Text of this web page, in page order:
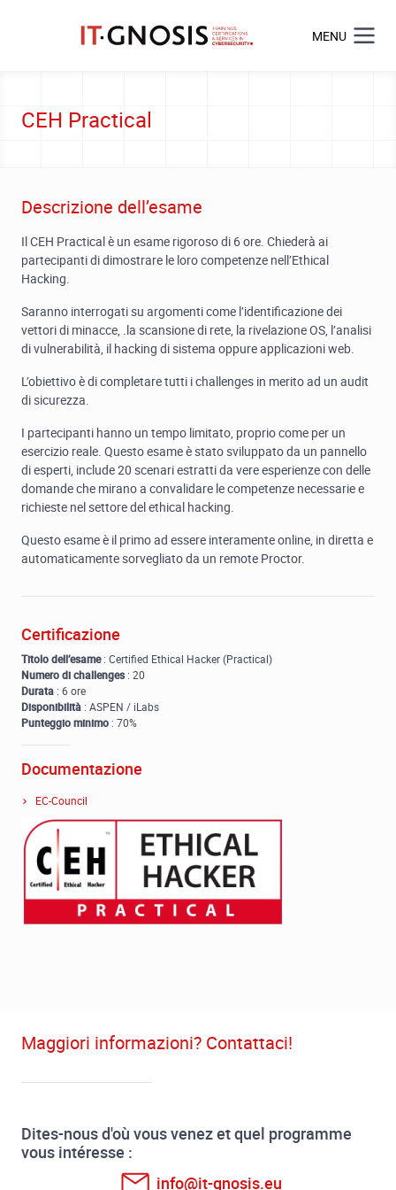
MENU
CEH Practical
Descrizione dell’esame
Il CEH Practical è un esame rigoroso di 6 ore. Chiederà ai
partecipanti di dimostrare le loro competenze nell’Ethical
Hacking.
Saranno interrogati su argomenti come l’identificazione dei
vettori di minacce, .la scansione di rete, la rivelazione OS, l’analisi
di vulnerabilità, il hacking di sistema oppure applicazioni web.
L’obiettivo è di completare tutti i challenges in merito ad un audit
di sicurezza.
I partecipanti hanno un tempo limitato, proprio come per un
esercizio reale. Questo esame è stato sviluppato da un pannello
di esperti, include 20 scenari estratti da vere esperienze con delle
domande che mirano a convalidare le competenze necessarie e
richieste nel settore del ethical hacking.
Questo esame è il primo ad essere interamente online, in diretta e
automaticamente sorvegliato da un remote Proctor.
Certificazione
Titolo dell’esame: Certified Ethical Hacker (Practical)
Numero di challenges: 20
Durata : 6 ore
Disponibilità : ASPEN / iLabs
Punteggio minimo : 70%
Documentazione
EC-Council
Maggiori informazioni? Contattaci!
Dites-nous d'où vous venez et quel programme
vous intéresse :
info@it-gnosis.eu